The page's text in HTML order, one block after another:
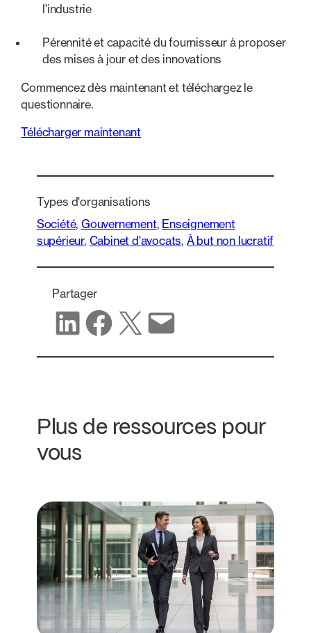
l'industrie
Pérennité et capacité du fournisseur à proposer
des mises à jour et des innovations
Commencez dès maintenant et téléchargez le
questionnaire.
Télécharger maintenant
Types d'organisations
Société, Gouvernement, Enseignement
supérieur, Cabinet d'avocats, À but non lucratif
Partager
Partager sur LinkedIn
Partager sur Facebook
Partager sur X Partager par e-mail
Plus de ressources pour
vous